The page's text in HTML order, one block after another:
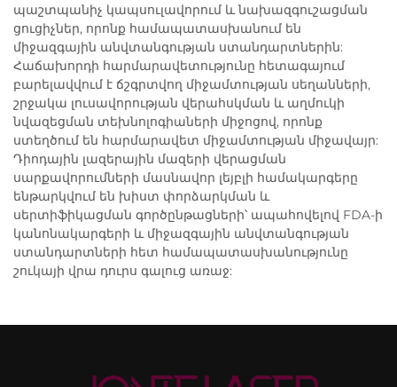
պաշտպանիչ կապսուլավորում և նախազգուշացման
ցուցիչներ, որոնք համապատասխանում են
միջազգային անվտանգության ստանդարտներին:
Հաճախորդի հարմարավետությունը հետագայում
բարելավվում է ճշգրտվող միջամտության սեղանների,
շրջակա լուսավորության վերահսկման և աղմուկի
նվազեցման տեխնոլոգիաների միջոցով, որոնք
ստեղծում են հարմարավետ միջամտության միջավայր:
Դիոդային լազերային մազերի վերացման
սարքավորումների մասնավոր լեյբլի համակարգերը
ենթարկվում են խիստ փորձարկման և
սերտիֆիկացման գործընթացների՝ ապահովելով FDA-ի
կանոնակարգերի և միջազգային անվտանգության
ստանդարտների հետ համապատասխանությունը
շուկայի վրա դուրս գալուց առաջ: